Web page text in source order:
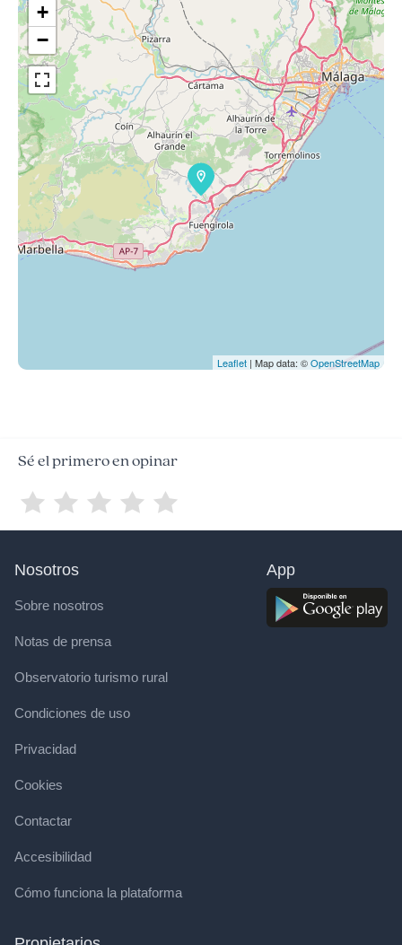
+
−
Leaflet | Map data: ©OpenStreetMap
Sé el primero en opinar
Nosotros
Sobre nosotros
Notas de prensa
Observatorio turismo rural
Condiciones de uso
Privacidad
Cookies
Contactar
Accesibilidad
Cómo funciona la plataforma
App